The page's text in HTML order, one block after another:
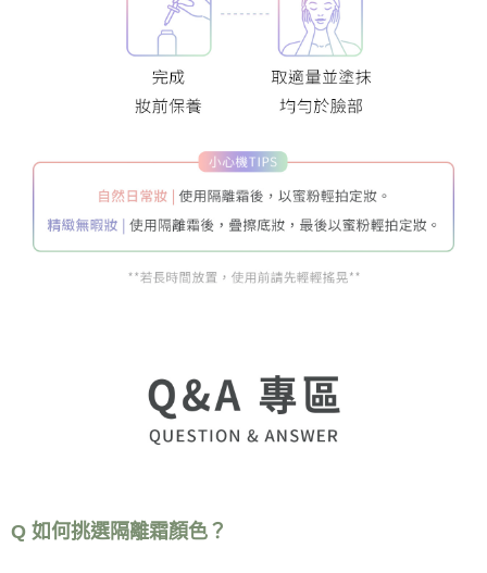
Q 如何挑選隔離霜顏色？